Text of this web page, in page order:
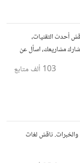
أحدث التقنيات،
شارك مشاريعك، اسأل عن
103 ألف متابع
ناقش لغات